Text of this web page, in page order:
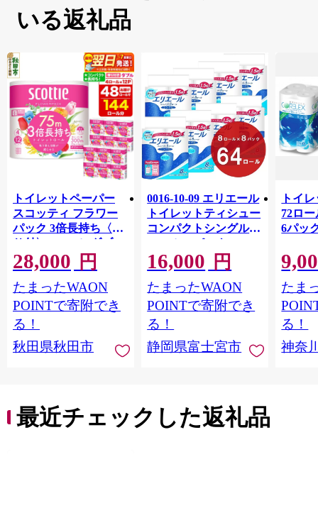
いる返礼品
トイレットペーパー
スコッティ フラワー
パック 3倍長持ち〈香
り付〉4ロール(ダブ
ル)×12パック 日用品
最短翌日発送 [スコッ
ティ フラワーパック
トイレットペーパー
日本製紙クレシア] 秋
田県秋田市
28,000 円
たまったWAON
POINTで寄附でき
る！
秋田県秋田市
0016-10-09 エリエール
トイレットティシュー
コンパクトシングル 8
ロール×8パック 64ロ
ール 1.5倍巻 82.5m
トイレットペーパー
シングル パルプ100％
香りつき 日用品 消耗
品 備蓄
16,000 円
たまったWAON
POINTで寄附でき
る！
静岡県富士宮市
トイ
72ロ
6パッ
FSCリ
長巻タ
100％
防災
ペー
川県
トペー
たま
る！
神奈
最近チェックした返礼品